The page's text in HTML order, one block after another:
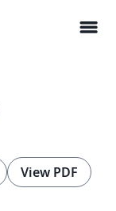
menu
View PDF